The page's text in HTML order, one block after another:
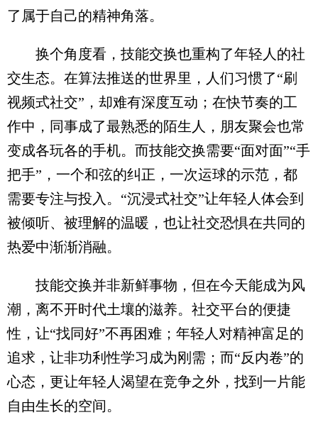
了属于自己的精神角落。
换个角度看，技能交换也重构了年轻人的社
交生态。在算法推送的世界里，人们习惯了“刷
视频式社交”，却难有深度互动；在快节奏的工
作中，同事成了最熟悉的陌生人，朋友聚会也常
变成各玩各的手机。而技能交换需要“面对面”“手
把手”，一个和弦的纠正，一次运球的示范，都
需要专注与投入。“沉浸式社交”让年轻人体会到
被倾听、被理解的温暖，也让社交恐惧在共同的
热爱中渐渐消融。
技能交换并非新鲜事物，但在今天能成为风
潮，离不开时代土壤的滋养。社交平台的便捷
性，让“找同好”不再困难；年轻人对精神富足的
追求，让非功利性学习成为刚需；而“反内卷”的
心态，更让年轻人渴望在竞争之外，找到一片能
自由生长的空间。